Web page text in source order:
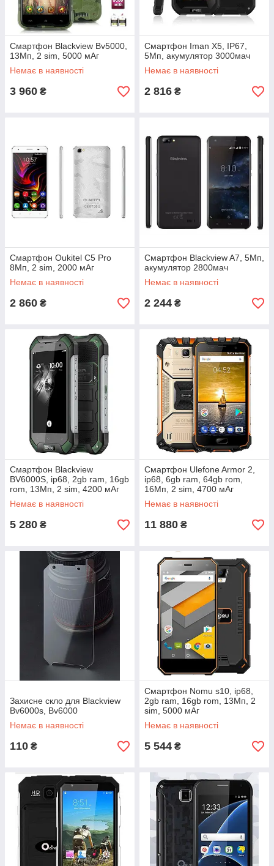
Смартфон Blackview Bv5000,
13Мп, 2 sim, 5000 мАг
Немає в наявності
3 960 ₴
Смартфон Iman X5, IP67,
5Мп, акумулятор 3000мач
Немає в наявності
2 816 ₴
Смартфон Oukitel C5 Pro
8Мп, 2 sim, 2000 мАг
Немає в наявності
2 860 ₴
Смартфон Blackview A7, 5Мп,
акумулятор 2800мач
Немає в наявності
2 244 ₴
Смартфон Blackview
BV6000S, ip68, 2gb ram, 16gb
rom, 13Мп, 2 sim, 4200 мАг
Немає в наявності
5 280 ₴
Смартфон Ulefone Armor 2,
ip68, 6gb ram, 64gb rom,
16Мп, 2 sim, 4700 мАг
Немає в наявності
11 880 ₴
Захисне скло для Blackview
Bv6000s, Bv6000
Немає в наявності
110 ₴
Смартфон Nomu s10, ip68,
2gb ram, 16gb rom, 13Мп, 2
sim, 5000 мАг
Немає в наявності
5 544 ₴